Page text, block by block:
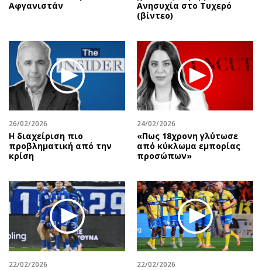
Αφγανιστάν
Ανησυχία στο Τυχερό
(βίντεο)
26/02/2026
Η διαχείριση πιο
προβληματική από την
κρίση
24/02/2026
«Πως 18χρονη γλύτωσε
από κύκλωμα εμπορίας
προσώπων»
22/02/2026 22/02/2026